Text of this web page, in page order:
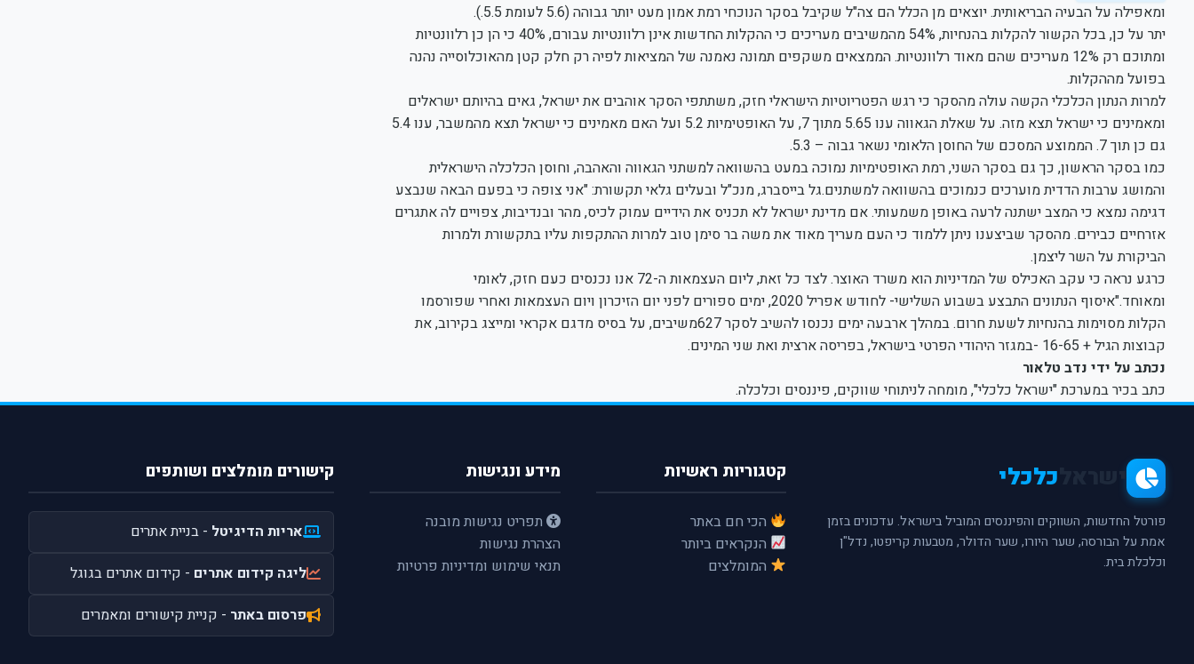
ומאפילה על הבעיה הבריאותית. יוצאים מן הכלל הם צה"ל שקיבל בסקר הנוכחי רמת אמון מעט יותר גבוהה (5.6 לעומת 5.5.).
יתר על כן, בכל הקשור להקלות בהנחיות, 54% מהמשיבים מעריכים כי ההקלות החדשות אינן רלוונטיות עבורם, 40% כי הן כן רלוונטיות
ומתוכם רק 12% מעריכים שהם מאוד רלוונטיות. הממצאים משקפים תמונה נאמנה של המציאות לפיה רק חלק קטן מהאוכלוסייה נהנה
בפועל מההקלות.
למרות הנתון הכלכלי הקשה עולה מהסקר כי רגש הפטריוטיות הישראלי חזק, משתתפי הסקר אוהבים את ישראל, גאים בהיותם ישראלים
ומאמינים כי ישראל תצא מזה. על שאלת הגאווה ענו 5.65 מתוך 7, על האופטימיות 5.2 ועל האם מאמינים כי ישראל תצא מהמשבר, ענו 5.4
גם כן תוך 7. הממוצע המסכם של החוסן הלאומי נשאר גבוה – 5.3.
כמו בסקר הראשון, כך גם בסקר השני, רמת האופטימיות נמוכה במעט בהשוואה למשתני הגאווה והאהבה, וחוסן הכלכלה הישראלית
והמושג ערבות הדדית מוערכים כנמוכים בהשוואה למשתנים.גל בייסברג, מנכ"ל ובעלים גלאי תקשורת: "אני צופה כי בפעם הבאה שנבצע
דגימה נמצא כי המצב ישתנה לרעה באופן משמעותי. אם מדינת ישראל לא תכניס את הידיים עמוק לכיס, מהר ובנדיבות, צפויים לה אתגרים
אזרחיים כבירים. מהסקר שביצענו ניתן ללמוד כי העם מעריך מאוד את משה בר סימן טוב למרות ההתקפות עליו בתקשורת ולמרות
הביקורת על השר ליצמן.
כרגע נראה כי עקב האכילס של המדיניות הוא משרד האוצר. לצד כל זאת, ליום העצמאות ה-72 אנו נכנסים כעם חזק, לאומי
ומאוחד."איסוף הנתונים התבצע בשבוע השלישי- לחודש אפריל 2020, ימים ספורים לפני יום הזיכרון ויום העצמאות ואחרי שפורסמו
הקלות מסוימות בהנחיות לשעת חרום. במהלך ארבעה ימים נכנסו להשיב לסקר 627משיבים, על בסיס מדגם אקראי ומייצג בקירוב, את
קבוצות הגיל + 16-65 -במגזר היהודי הפרטי בישראל, בפריסה ארצית ואת שני המינים.
נכתב על ידי נדב טלאור
כתב בכיר במערכת "ישראל כלכלי", מומחה לניתוחי שווקים, פיננסים וכלכלה.
כלכלי
פורטל החדשות, השווקים והפיננסים המוביל בישראל. עדכונים בזמן
אמת על הבורסה, שער היורו, שער הדולר, מטבעות קריפטו, נדל"ן
וכלכלת בית.
קטגוריות ראשיות
הכי חם באתר
הנקראים ביותר
המומלצים
מידע ונגישות
תפריט נגישות מובנה
הצהרת נגישות
תנאי שימוש ומדיניות פרטיות
קישורים מומלצים ושותפים
אריות הדיגיטל - בניית אתרים
ליגה קידום אתרים - קידום אתרים בגוגל
פרסום באתר - קניית קישורים ומאמרים